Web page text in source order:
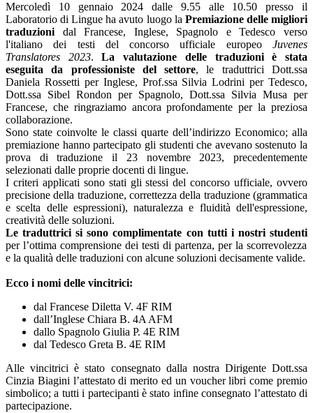
Mercoledì
10 gennaio 2024 dalle 9.55 alle 10.50 presso il
Laboratorio di Lingue ha avuto luogo la Premiazione delle migliori
traduzioni dal Francese, Inglese, Spagnolo e Tedesco verso
l'italiano dei testi del concorso ufficiale europeo Juvenes
Translatores 2023.La valutazione delle traduzioni è stata
eseguita da professioniste del settore, le traduttrici Dott.ssa
Daniela Rossetti per Inglese, Prof.ssa Silvia Lodrini per Tedesco,
Dott.ssa Sibel Rondon per Spagnolo, Dott.ssa Silvia Musa per
Francese, che ringraziamo ancora profondamente per la preziosa
collaborazione.
Sono state coinvolte le classi quarte dell’indirizzo Economico; alla
premiazione hanno partecipato gli studenti che avevano sostenuto la
prova di traduzione il 23 novembre 2023, precedentemente
selezionati dalle proprie docenti di lingue.
I criteri applicati sono stati gli stessi del concorso ufficiale, ovvero
precisione della traduzione, correttezza della traduzione (grammatica
e scelta delle espressioni), naturalezza e fluidità dell'espressione,
creatività delle soluzioni.
Le traduttrici si sono complimentate con tutti i nostri studenti
per l’ottima comprensione dei testi di partenza, per la scorrevolezza
e la qualità delle traduzioni con alcune soluzioni decisamente valide.
Ecco i nomi delle vincitrici:
dal Francese Diletta V. 4F RIM
dall’Inglese Chiara B. 4A AFM
dallo Spagnolo Giulia P. 4E RIM
dal Tedesco Greta B. 4E RIM
Alle vincitrici è stato consegnato dalla nostra Dirigente Dott.ssa
Cinzia Biagini l’attestato di merito ed un voucher libri come premio
simbolico; a tutti i partecipanti è stato infine consegnato l’attestato di
partecipazione.